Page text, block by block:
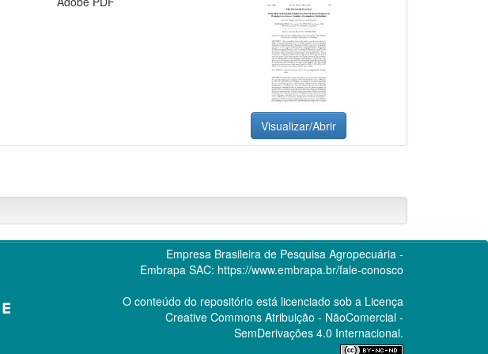
Visualizar/Abrir
Empresa Brasileira de Pesquisa Agropecuária -
Embrapa SAC: https://www.embrapa.br/fale-conosco
O conteúdo do repositório está licenciado sob a Licença
Creative CommonsAtribuição - NãoComercial -
SemDerivações 4.0 Internacional.